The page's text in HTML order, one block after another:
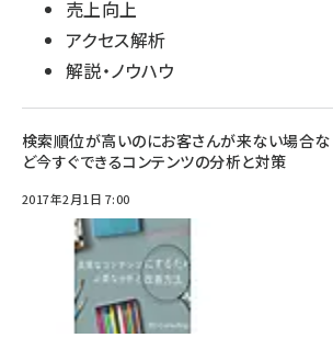
売上向上
アクセス解析
解説・ノウハウ
検索順位が高いのにお客さんが来ない場合な
ど今すぐできるコンテンツの分析と対策
2017年2月1日 7:00